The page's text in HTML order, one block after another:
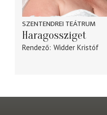
SZENTENDREI TEÁTRUM
Haragossziget
Rendező Widder Kristóf